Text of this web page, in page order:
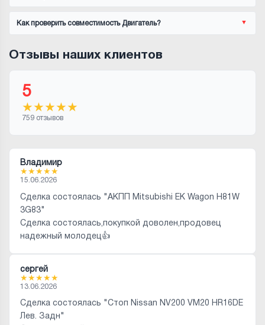
Как проверить совместимость Двигатель?
Отзывы наших клиентов
5
★★★★★
759 отзывов
Владимир
★★★★★
15.06.2026
Сделка состоялась "АКПП Mitsubishi EK Wagon H81W
3G83"
Сделка состоялась,покупкой доволен,продовец
надежный молодец👍
сергей
★★★★★
13.06.2026
Сделка состоялась "Стоп Nissan NV200 VM20 HR16DE
Лев. Задн"